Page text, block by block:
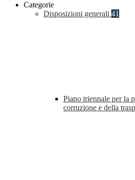
Categorie
Disposizioni generali 41
Piano triennale per la
corruzione e della